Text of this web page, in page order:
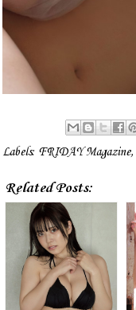
Labels: FRIDAY Magazine,
Related Posts: